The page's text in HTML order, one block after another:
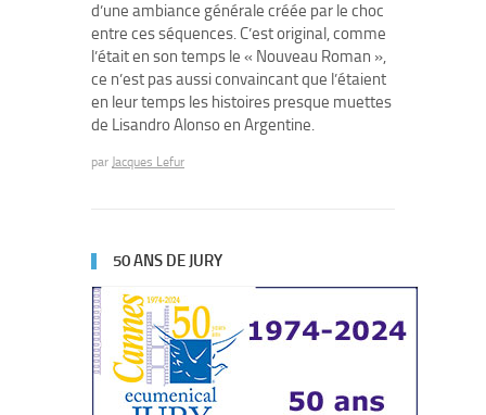
d’une ambiance générale créée par le choc
entre ces séquences. C’est original, comme
l’était en son temps le « Nouveau Roman »,
ce n’est pas aussi convaincant que l’étaient
en leur temps les histoires presque muettes
de Lisandro Alonso en Argentine.
par Jacques Lefur
50 ANS DE JURY